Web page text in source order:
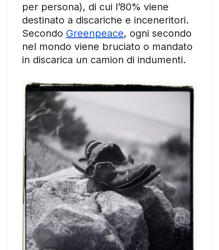
per persona), di cui l’80% viene
destinato a discariche e inceneritori.
Secondo Greenpeace, ogni secondo
nel mondo viene bruciato o mandato
in discarica un camion di indumenti.